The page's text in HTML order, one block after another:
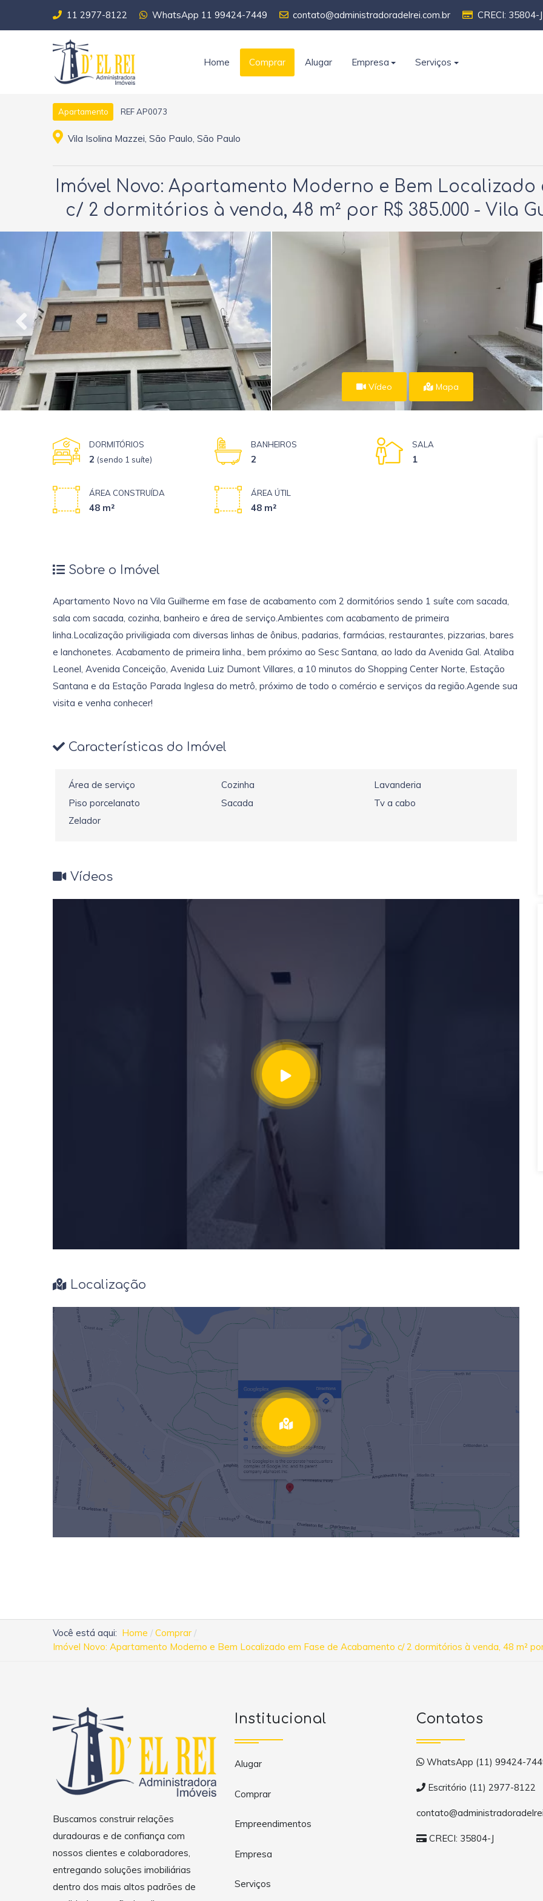
11 2977-8122 WhatsApp 11 99424-7449 contato@administradoradelrei.com.br CRECI: 35804-J
Home Comprar Alugar Empresa Serviços
Apartamento REF AP0073
Vila Isolina Mazzei, São Paulo, São Paulo
Imóvel Novo: Apartamento Moderno e Bem Localizado
c/ 2 dormitórios à venda, 48 m² por R$ 385.000 - Vila
Vídeo Mapa
DORMITÓRIOS
2 (sendo 1 suíte)
BANHEIROS
2
SALA
1
ÁREA CONSTRUÍDA
48 m²
ÁREA ÚTIL
48 m²
Sobre o Imóvel
Apartamento Novo na Vila Guilherme em fase de acabamento com 2 dormitórios sendo 1 suíte com sacada,
sala com sacada, cozinha, banheiro e área de serviço.Ambientes com acabamento de primeira
linha.Localização priviligiada com diversas linhas de ônibus, padarias, farmácias, restaurantes, pizzarias, bares
e lanchonetes. Acabamento de primeira linha., bem próximo ao Sesc Santana, ao lado da Avenida Gal. Ataliba
Leonel, Avenida Conceição, Avenida Luiz Dumont Villares, a 10 minutos do Shopping Center Norte, Estação
Santana e da Estação Parada Inglesa do metrô, próximo de todo o comércio e serviços da região.Agende sua
visita e venha conhecer!
Características do Imóvel
Área de serviço Cozinha
Lavanderia
Piso porcelanato
Sacada
Tv a cabo
Zelador
Vídeos
Localização
Você está aqui: Home
Comprar
Imóvel Novo: Apartamento Moderno e Bem Localizado em Fase de Acabamento c/ 2 dormitórios à venda, 48 m²
Buscamos construir relações
duradouras e de confiança com
nossos clientes e colaboradores,
entregando soluções imobiliárias
dentro dos mais altos padrões de
Institucional
Alugar
Comprar
Empreendimentos
Empresa
Serviços
Contatos
WhatsApp (11) 99424-
Escritório (11) 2977-8122
CRECI: 35804-J